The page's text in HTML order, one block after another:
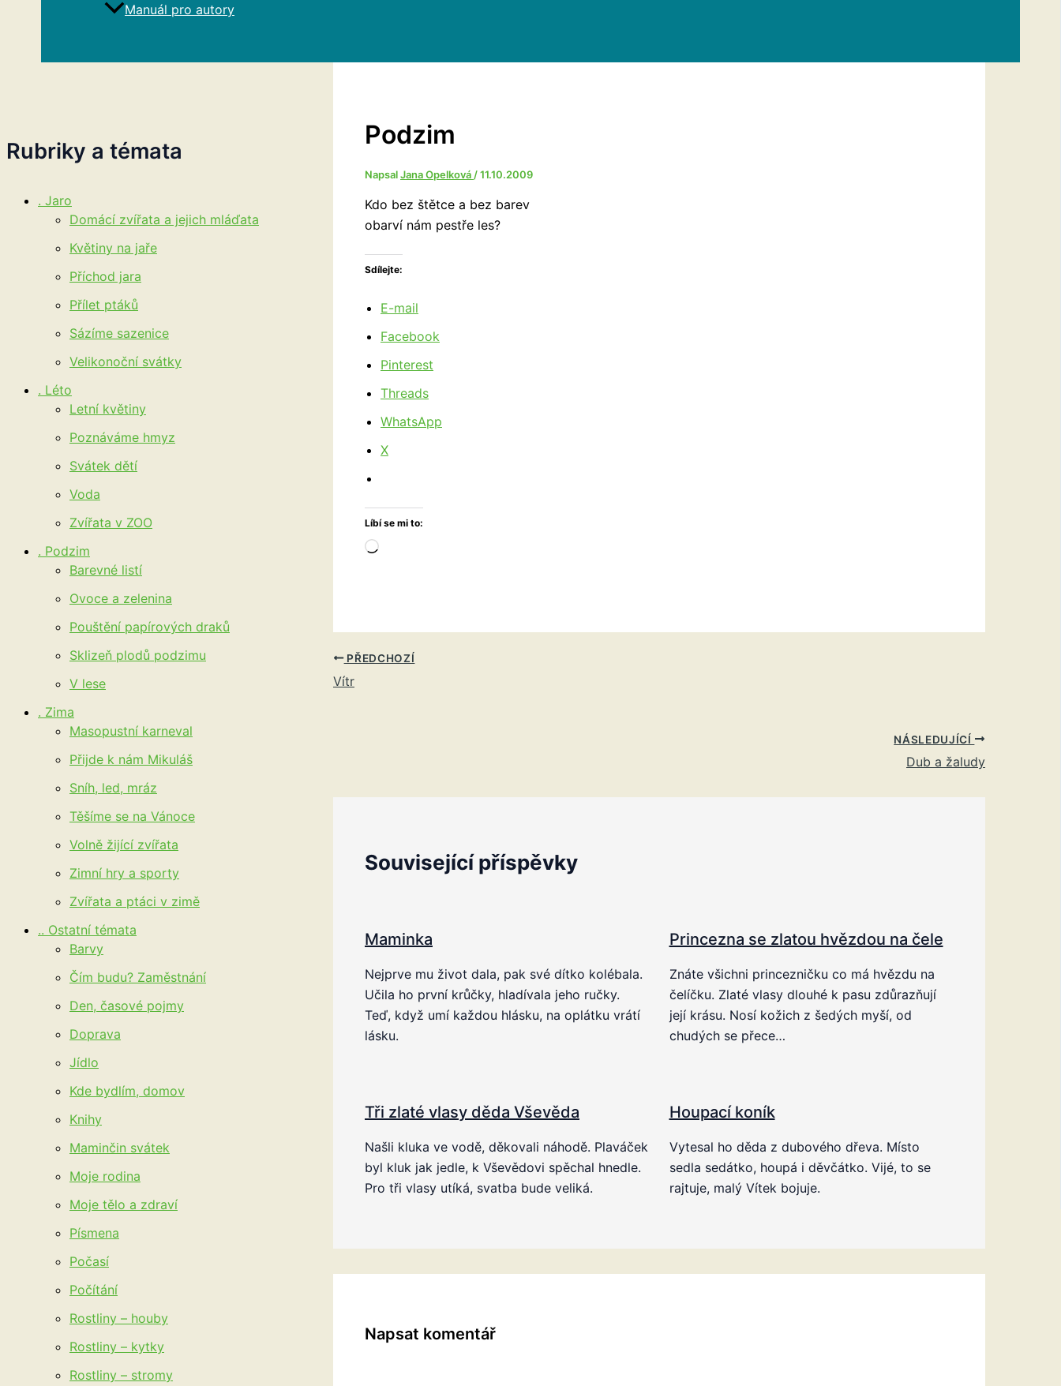
Manuál pro autory
Rubriky a témata
. Jaro
Domácí zvířata a jejich mláďata
Květiny na jaře
Příchod jara
Přílet ptáků
Sázíme sazenice
Velikonoční svátky
. Léto
Letní květiny
Poznáváme hmyz
Svátek dětí
Voda
Zvířata v ZOO
. Podzim
Barevné listí
Ovoce a zelenina
Pouštění papírových draků
Sklizeň plodů podzimu
V lese
. Zima
Masopustní karneval
Přijde k nám Mikuláš
Sníh, led, mráz
Těšíme se na Vánoce
Volně žijící zvířata
Zimní hry a sporty
Zvířata a ptáci v zimě
.. Ostatní témata
Barvy
Čím budu? Zaměstnání
Den, časové pojmy
Doprava
Jídlo
Kde bydlím, domov
Knihy
Maminčin svátek
Moje rodina
Moje tělo a zdraví
Písmena
Počasí
Počítání
Rostliny – houby
Rostliny – kytky
Rostliny – stromy
Podzim
NapsalJana Opelková /11.10.2009
Kdo bez štětce a bez barev
obarví nám pestře les?
Sdílejte:
E-mail
Facebook
Pinterest
Threads
WhatsApp
X
Líbí se mi to:
Načítání…
PŘEDCHOZÍ
Vítr
NÁSLEDUJÍCÍ
Dub a žaludy
Související příspěvky
Maminka
Nejprve mu život dala, pak své dítko kolébala.
Učila ho první krůčky, hladívala jeho ručky.
Teď, když umí každou hlásku, na oplátku vrátí
lásku.
Princezna se zlatou hvězdou na čele
Znáte všichni princezničku co má hvězdu na
čelíčku. Zlaté vlasy dlouhé k pasu zdůrazňují
její krásu. Nosí kožich z šedých myší, od
chudých se přece…
Tři zlaté vlasy děda Vševěda
Našli kluka ve vodě, děkovali náhodě. Plaváček
byl kluk jak jedle, k Vševědovi spěchal hnedle.
Pro tři vlasy utíká, svatba bude veliká.
Houpací koník
Vytesal ho děda z dubového dřeva. Místo
sedla sedátko, houpá i děvčátko. Vijé, to se
rajtuje, malý Vítek bojuje.
Napsat komentář